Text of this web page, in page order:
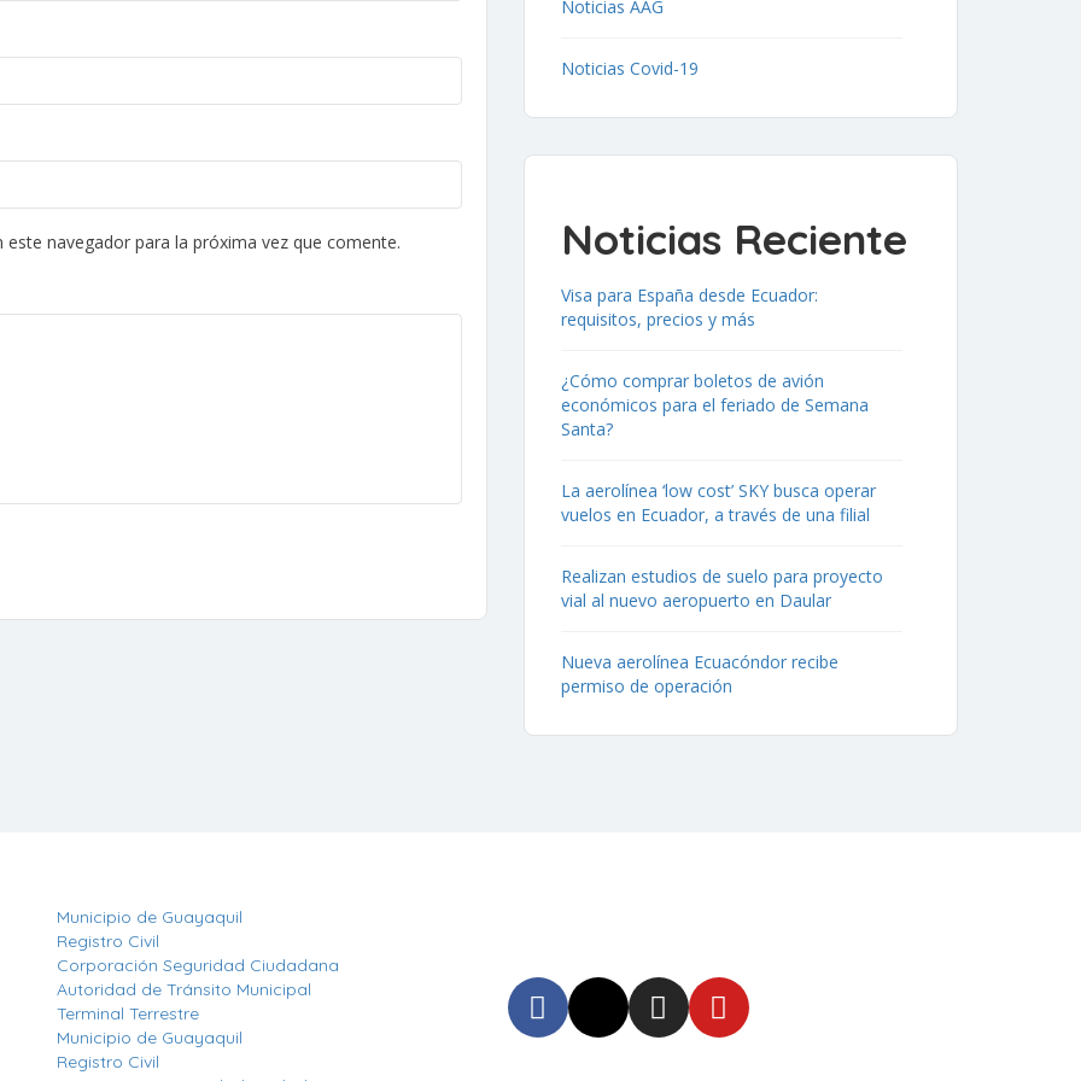
navegador para la próxima vez que comente.
Noticias AAG
Noticias Covid-19
Noticias Reciente
Visa para España desde Ecuador:
requisitos, precios y más
¿Cómo comprar boletos de avión
económicos para el feriado de Semana
Santa?
La aerolínea ‘low cost’ SKY busca operar
vuelos en Ecuador, a través de una filial
Realizan estudios de suelo para proyecto
vial al nuevo aeropuerto en Daular
Nueva aerolínea Ecuacóndor recibe
permiso de operación
Municipio de Guayaquil
Registro Civil
Corporación Seguridad Ciudadana
Autoridad de Tránsito Municipal
Terminal Terrestre
Municipio de Guayaquil
Registro Civil